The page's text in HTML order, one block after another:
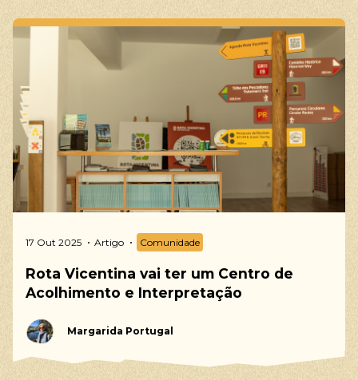
17 Out 2025 Artigo Comunidade
Rota Vicentina vai ter um Centro de
Acolhimento e Interpretação
Margarida Portugal